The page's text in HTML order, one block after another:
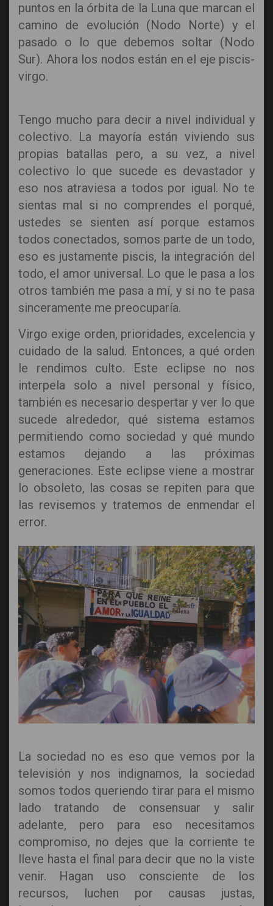
puntos en la órbita de la Luna que marcan el
camino de evolución (Nodo Norte) y el
pasado o lo que debemos soltar (Nodo
Sur). Ahora los nodos están en el eje piscis-
virgo.
Tengo mucho para decir a nivel individual y
colectivo. La mayoría están viviendo sus
propias batallas pero, a su vez, a nivel
colectivo lo que sucede es devastador y
eso nos atraviesa a todos por igual. No te
sientas mal si no comprendes el porqué,
ustedes se sienten así porque estamos
todos conectados, somos parte de un todo,
eso es justamente piscis, la integración del
todo, el amor universal. Lo que le pasa a los
otros también me pasa a mí, y si no te pasa
sinceramente me preocuparía.
Virgo exige orden, prioridades, excelencia y
cuidado de la salud. Entonces, a qué orden
le rendimos culto. Este eclipse no nos
interpela solo a nivel personal y físico,
también es necesario despertar y ver lo que
sucede alrededor, qué sistema estamos
permitiendo como sociedad y qué mundo
estamos dejando a las próximas
generaciones. Este eclipse viene a mostrar
lo obsoleto, las cosas se repiten para que
las revisemos y tratemos de enmendar el
error.
La sociedad no es eso que vemos por la
televisión y nos indignamos, la sociedad
somos todos queriendo tirar para el mismo
lado tratando de consensuar y salir
adelante, pero para eso necesitamos
compromiso, no dejes que la corriente te
lleve hasta el final para decir que no la viste
venir. Hagan uso consciente de los
recursos, luchen por causas justas,